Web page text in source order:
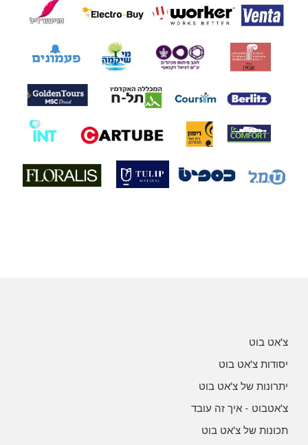
צ'אט בוט
יסודות צ'אט בוט
יתרונות של צ'אט בוט
צ'אטבוט - איך זה עובד
תכונות של צ'אט בוט